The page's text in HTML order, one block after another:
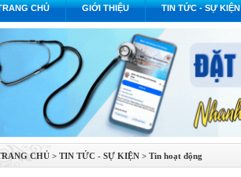
CHỦ GIỚI THIỆU TIN TỨC - SỰ KIỆN
CHỦ > TIN TỨC - SỰ KIỆN > Tin hoạt động